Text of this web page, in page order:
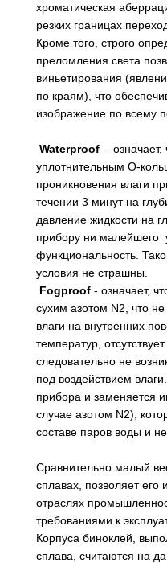
хроматическая
резких границах
Кроме того, строго
преломления света
виньетирования
по краям), что
изображение по всему
Waterproof - означает,
уплотнительным О-
проникновения влаги
течении 3 минут на
давление жидкости на
прибору ни малейшего
функциональность.
условия не страшны.
Fogproof - означает,
сухим азотом N2, что
влаги на внутренних
температур,
следовательно не
под воздействием
прибора и заменяется
случае азотом N2),
составе паров воды и
Сравнительно малый
сплавах, позволяет его
отраслях
требованиями к
Корпуса биноклей,
сплава, считаются на